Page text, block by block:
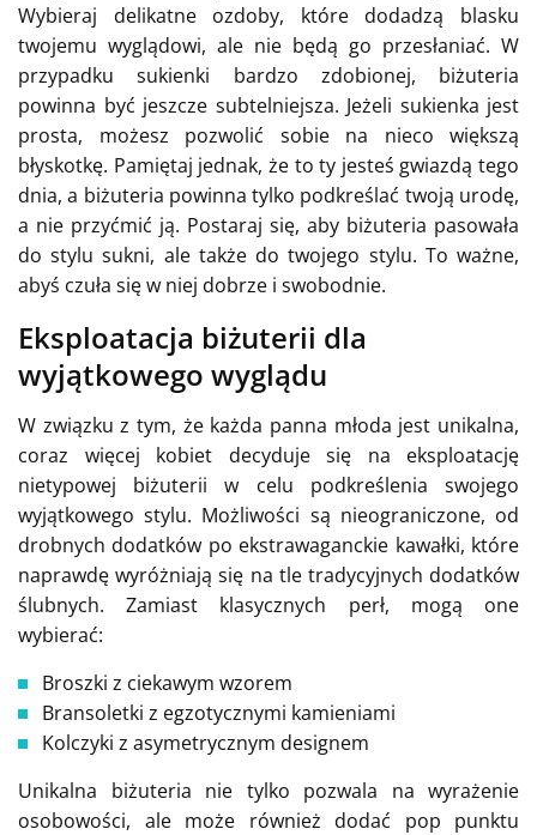
Wybieraj delikatne ozdoby, które dodadzą blasku
twojemu wyglądowi, ale nie będą go przesłaniać. W
przypadku sukienki bardzo zdobionej, biżuteria
powinna być jeszcze subtelniejsza. Jeżeli sukienka jest
prosta, możesz pozwolić sobie na nieco większą
błyskotkę. Pamiętaj jednak, że to ty jesteś gwiazdą tego
dnia, a biżuteria powinna tylko podkreślać twoją urodę,
a nie przyćmić ją. Postaraj się, aby biżuteria pasowała
do stylu sukni, ale także do twojego stylu. To ważne,
abyś czuła się w niej dobrze i swobodnie.
Eksploatacja biżuterii dla
wyjątkowego wyglądu
W związku z tym, że każda panna młoda jest unikalna,
coraz więcej kobiet decyduje się na eksploatację
nietypowej biżuterii w celu podkreślenia swojego
wyjątkowego stylu. Możliwości są nieograniczone, od
drobnych dodatków po ekstrawaganckie kawałki, które
naprawdę wyróżniają się na tle tradycyjnych dodatków
ślubnych. Zamiast klasycznych perł, mogą one
wybierać:
Broszki z ciekawym wzorem
Bransoletki z egzotycznymi kamieniami
Kolczyki z asymetrycznym designem
Unikalna biżuteria nie tylko pozwala na wyrażenie
osobowości, ale może również dodać pop punktu